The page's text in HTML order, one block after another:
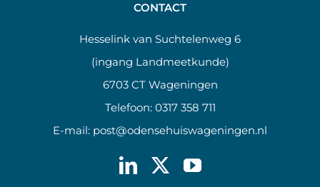
CONTACT
Hesselink van Suchtelenweg 6
(ingang Landmeetkunde)
6703 CT Wageningen
Telefoon: 0317 358 711
E-mail: post@odensehuiswageningen.nl